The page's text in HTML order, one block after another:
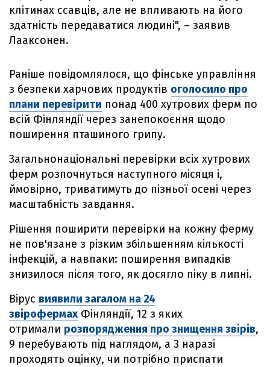
клітинах ссавців, але не впливають на його
здатність передаватися людині", – заявив
Лааксонен.
Раніше повідомлялося, що фінське управління
з безпеки харчових продуктів оголосило про
плани перевірити понад 400 хутрових ферм по
всій Фінляндії через занепокоєння щодо
поширення пташиного грипу.
Загальнонаціональні перевірки всіх хутрових
ферм розпочнуться наступного місяця і,
ймовірно, триватимуть до пізньої осені через
масштабність завдання.
Рішення поширити перевірки на кожну ферму
не пов'язане з різким збільшенням кількості
інфекцій, а навпаки: поширення випадків
знизилося після того, як досягло піку в липні.
Вірус виявили загалом на 24
звірофермахФінляндії, 12 з яких
отримали розпорядження про знищення звірів,
9 перебувають під наглядом, а 3 наразі
проходять оцінку, чи потрібно приспати